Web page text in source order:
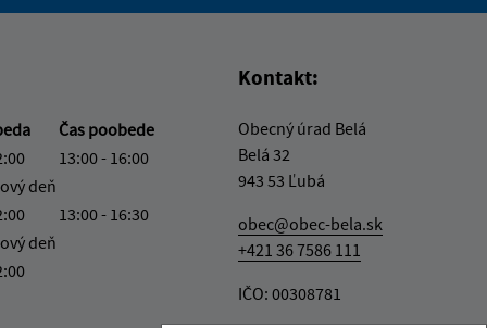
Čas poobede
13:00 - 16:00
deň
13:00 - 16:30
deň
Kontakt:
Obecný úrad Belá
Belá 32
943 53 Ľubá
obec@obec-bela.sk
+421 36 7586 111
IČO: 00308781